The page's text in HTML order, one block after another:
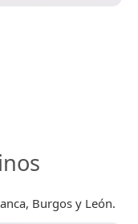
Burgos y León.